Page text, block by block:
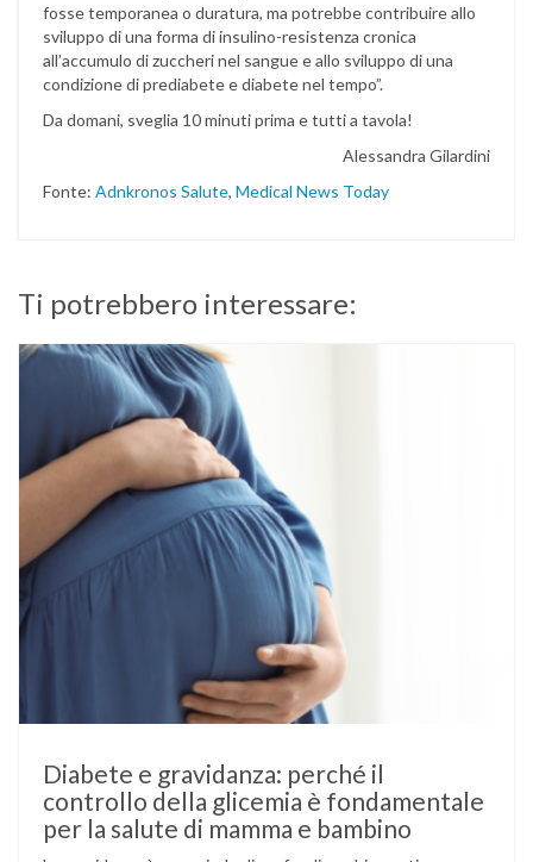
fosse temporanea o duratura, ma potrebbe contribuire allo
sviluppo di una forma di insulino-resistenza cronica
all’accumulo di zuccheri nel sangue e allo sviluppo di una
condizione di prediabete e diabete nel tempo”.
Da domani, sveglia 10 minuti prima e tutti a tavola!
Alessandra Gilardini
Fonte: Adnkronos Salute, Medical News Today
Ti potrebbero interessare:
Diabete e gravidanza: perché il
controllo della glicemia è fondamentale
per la salute di mamma e bambino